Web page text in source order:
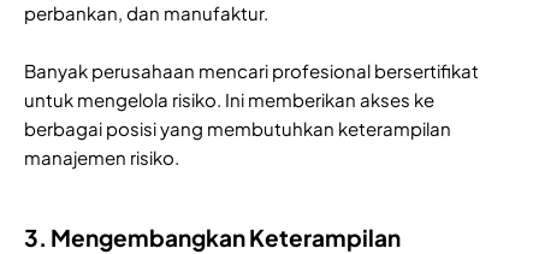
perbankan, dan manufaktur.
Banyak perusahaan mencari profesional bersertifikat
untuk mengelola risiko. Ini memberikan akses ke
berbagai posisi yang membutuhkan keterampilan
manajemen risiko.
3. Mengembangkan Keterampilan